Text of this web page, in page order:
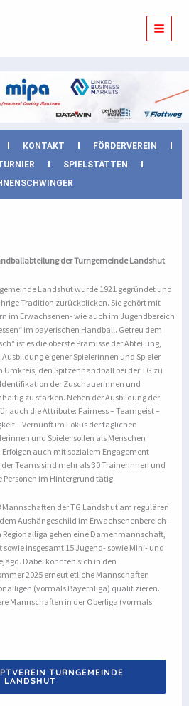
KONTAKT
FÖRDERVEREIN
SPIELSTÄTTEN
der Turngemeinde Landshut
Landshut wurde 1921 gegründet und
Tradition zurückblicken. Sie gehört mit
im Erwachsenen- wie auch im Jugendbereich
im bayerischen Handball. Getreu dem
ist es die oberste Prämisse der Abteilung,
eigener Spielerinnen und Spieler
den Spitzenhandball bei der TG zu
der Zuschauerinnen und
zu stärken. Neben der Ausbildung der
auch die Attribute: Fairness – Teamgeist –
– Vernunft im Fokus der täglichen
und Spieler sollen als Menschen
auch mit sozialem Engagement
Teams sind mehr als 30 Trainerinnen und
im Hintergrund tätig.
Mannschaften der TG Landshut am regulären
Aushängeschild im Erwachsenenbereich –
gehen eine Damenmannschaft,
insgesamt 15 Jugend- sowie Mini- und
Dabei konnten sich in den
2025 erneut etliche Mannschaften
(vormals Bayernliga) qualifizieren.
Mannschaften in der Oberliga (vormals
TURNGEMEINDE
LANDSHUT